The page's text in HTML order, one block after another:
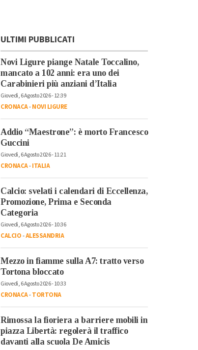
ULTIMI PUBBLICATI
Novi Ligure piange Natale Toccalino,
mancato a 102 anni: era uno dei
Carabinieri più anziani d’Italia
Giovedì, 6 Agosto 2026 - 12:39
CRONACA-NOVI LIGURE
Addio “Maestrone”: è morto Francesco
Guccini
Giovedì, 6 Agosto 2026 - 11:21
CRONACA-ITALIA
Calcio: svelati i calendari di Eccellenza,
Promozione, Prima e Seconda
Categoria
Giovedì, 6 Agosto 2026 - 10:36
CALCIO-ALESSANDRIA
Mezzo in fiamme sulla A7: tratto verso
Tortona bloccato
Giovedì, 6 Agosto 2026 - 10:33
CRONACA-TORTONA
Rimossa la fioriera a barriere mobili in
piazza Libertà: regolerà il traffico
davanti alla scuola De Amicis